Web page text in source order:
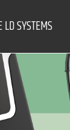
LD SYSTEMS